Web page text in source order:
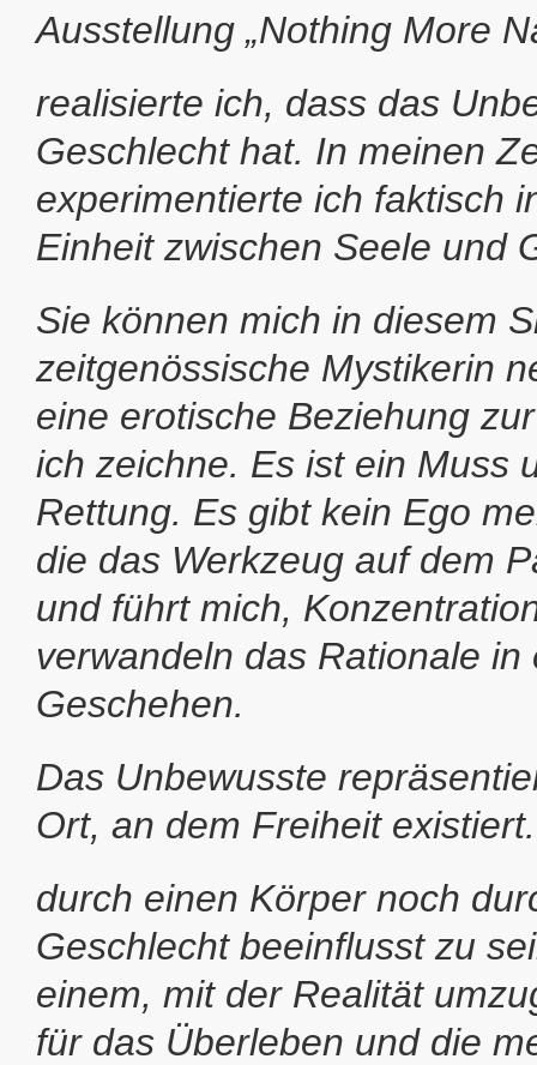
Ausstellung „Nothing More
realisierte ich, dass das
Geschlecht hat. In meinen
experimentierte ich faktisch
Einheit zwischen Seele und
Sie können mich in diesem
zeitgenössische Mystikerin
eine erotische Beziehung
ich zeichne. Es ist ein Muss
Rettung. Es gibt kein Ego
die das Werkzeug auf dem
und führt mich,
verwandeln das Rationale in
Geschehen.
Das Unbewusste
Ort, an dem Freiheit
durch einen Körper noch
Geschlecht beeinflusst zu
einem, mit der Realität
für das Überleben und die